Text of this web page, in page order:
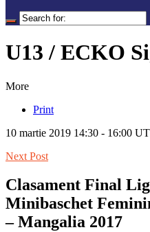
U13 / ECKO
More
Print
10 martie 2019 14:30 - 16:00
Next Post
Clasament Final
Minibaschet
– Mangalia 2017